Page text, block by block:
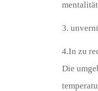
3.
4.In zu
Die